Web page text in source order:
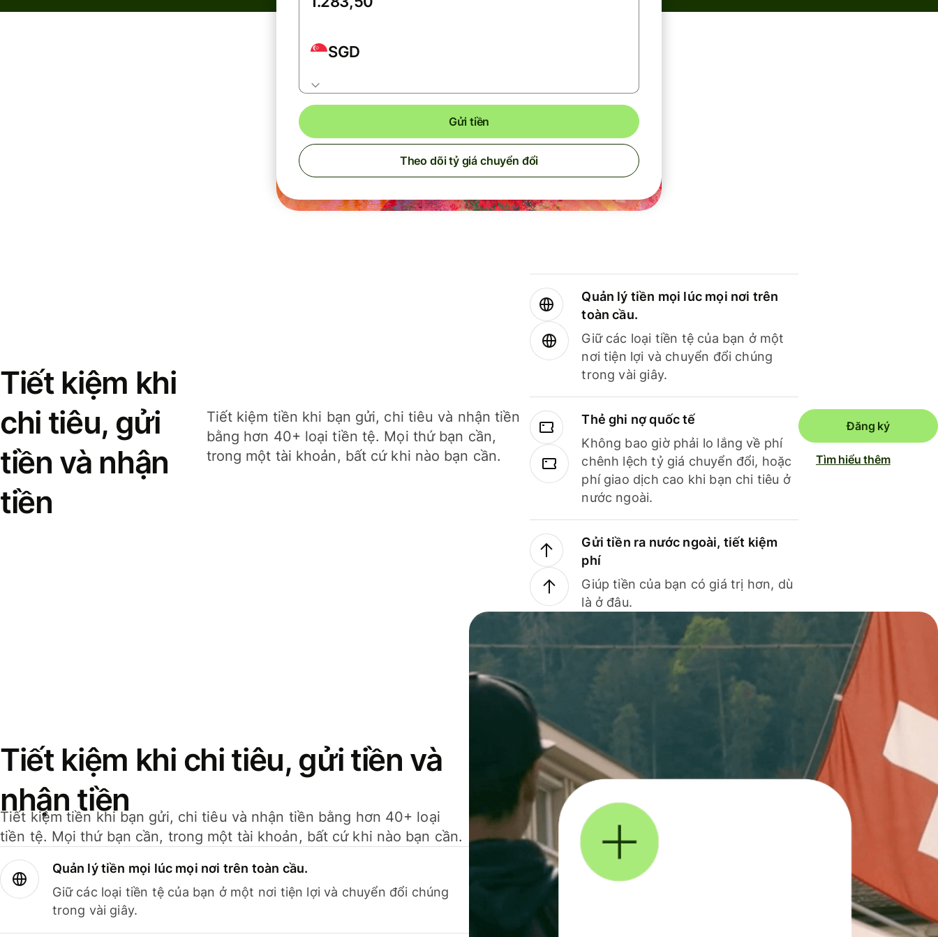
SGD
Gửi tiền
Theo dõi tỷ giá chuyển đổi
Tiết kiệm khi
chi tiêu, gửi
tiền và nhận
tiền
Tiết kiệm tiền khi bạn gửi, chi tiêu và nhận tiền
bằng hơn 40+ loại tiền tệ. Mọi thứ bạn cần,
trong một tài khoản, bất cứ khi nào bạn cần.
Quản lý tiền mọi lúc mọi nơi trên
toàn cầu.
Giữ các loại tiền tệ của bạn ở một
nơi tiện lợi và chuyển đổi chúng
trong vài giây.
Thẻ ghi nợ quốc tế
Không bao giờ phải lo lắng về phí
chênh lệch tỷ giá chuyển đổi, hoặc
phí giao dịch cao khi bạn chi tiêu ở
nước ngoài.
Gửi tiền ra nước ngoài, tiết kiệm
phí
Giúp tiền của bạn có giá trị hơn, dù
là ở đâu.
Đăng ký
Tìm hiểu thêm
Tiết kiệm khi chi tiêu, gửi tiền và
nhận tiền
Tiết kiệm tiền khi bạn gửi, chi tiêu và nhận tiền bằng hơn 40+ loại
tiền tệ. Mọi thứ bạn cần, trong một tài khoản, bất cứ khi nào bạn cần.
Quản lý tiền mọi lúc mọi nơi trên toàn cầu.
Giữ các loại tiền tệ của bạn ở một nơi tiện lợi và chuyển đổi chúng
trong vài giây.